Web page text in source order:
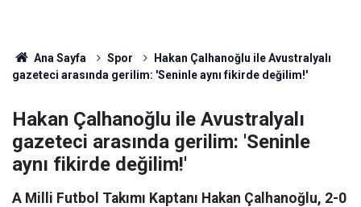
Ana Sayfa Spor
Hakan Çalhanoğlu ile Avustralyalı
gazeteci arasında gerilim: 'Seninle aynı fikirde değilim!'
Hakan Çalhanoğlu ile Avustralyalı
gazeteci arasında gerilim: 'Seninle
aynı fikirde değilim!'
A Milli Futbol Takımı Kaptanı Hakan Çalhanoğlu, 2-0